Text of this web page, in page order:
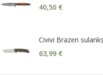
40,50 €
Civivi Brazen
63,99 €